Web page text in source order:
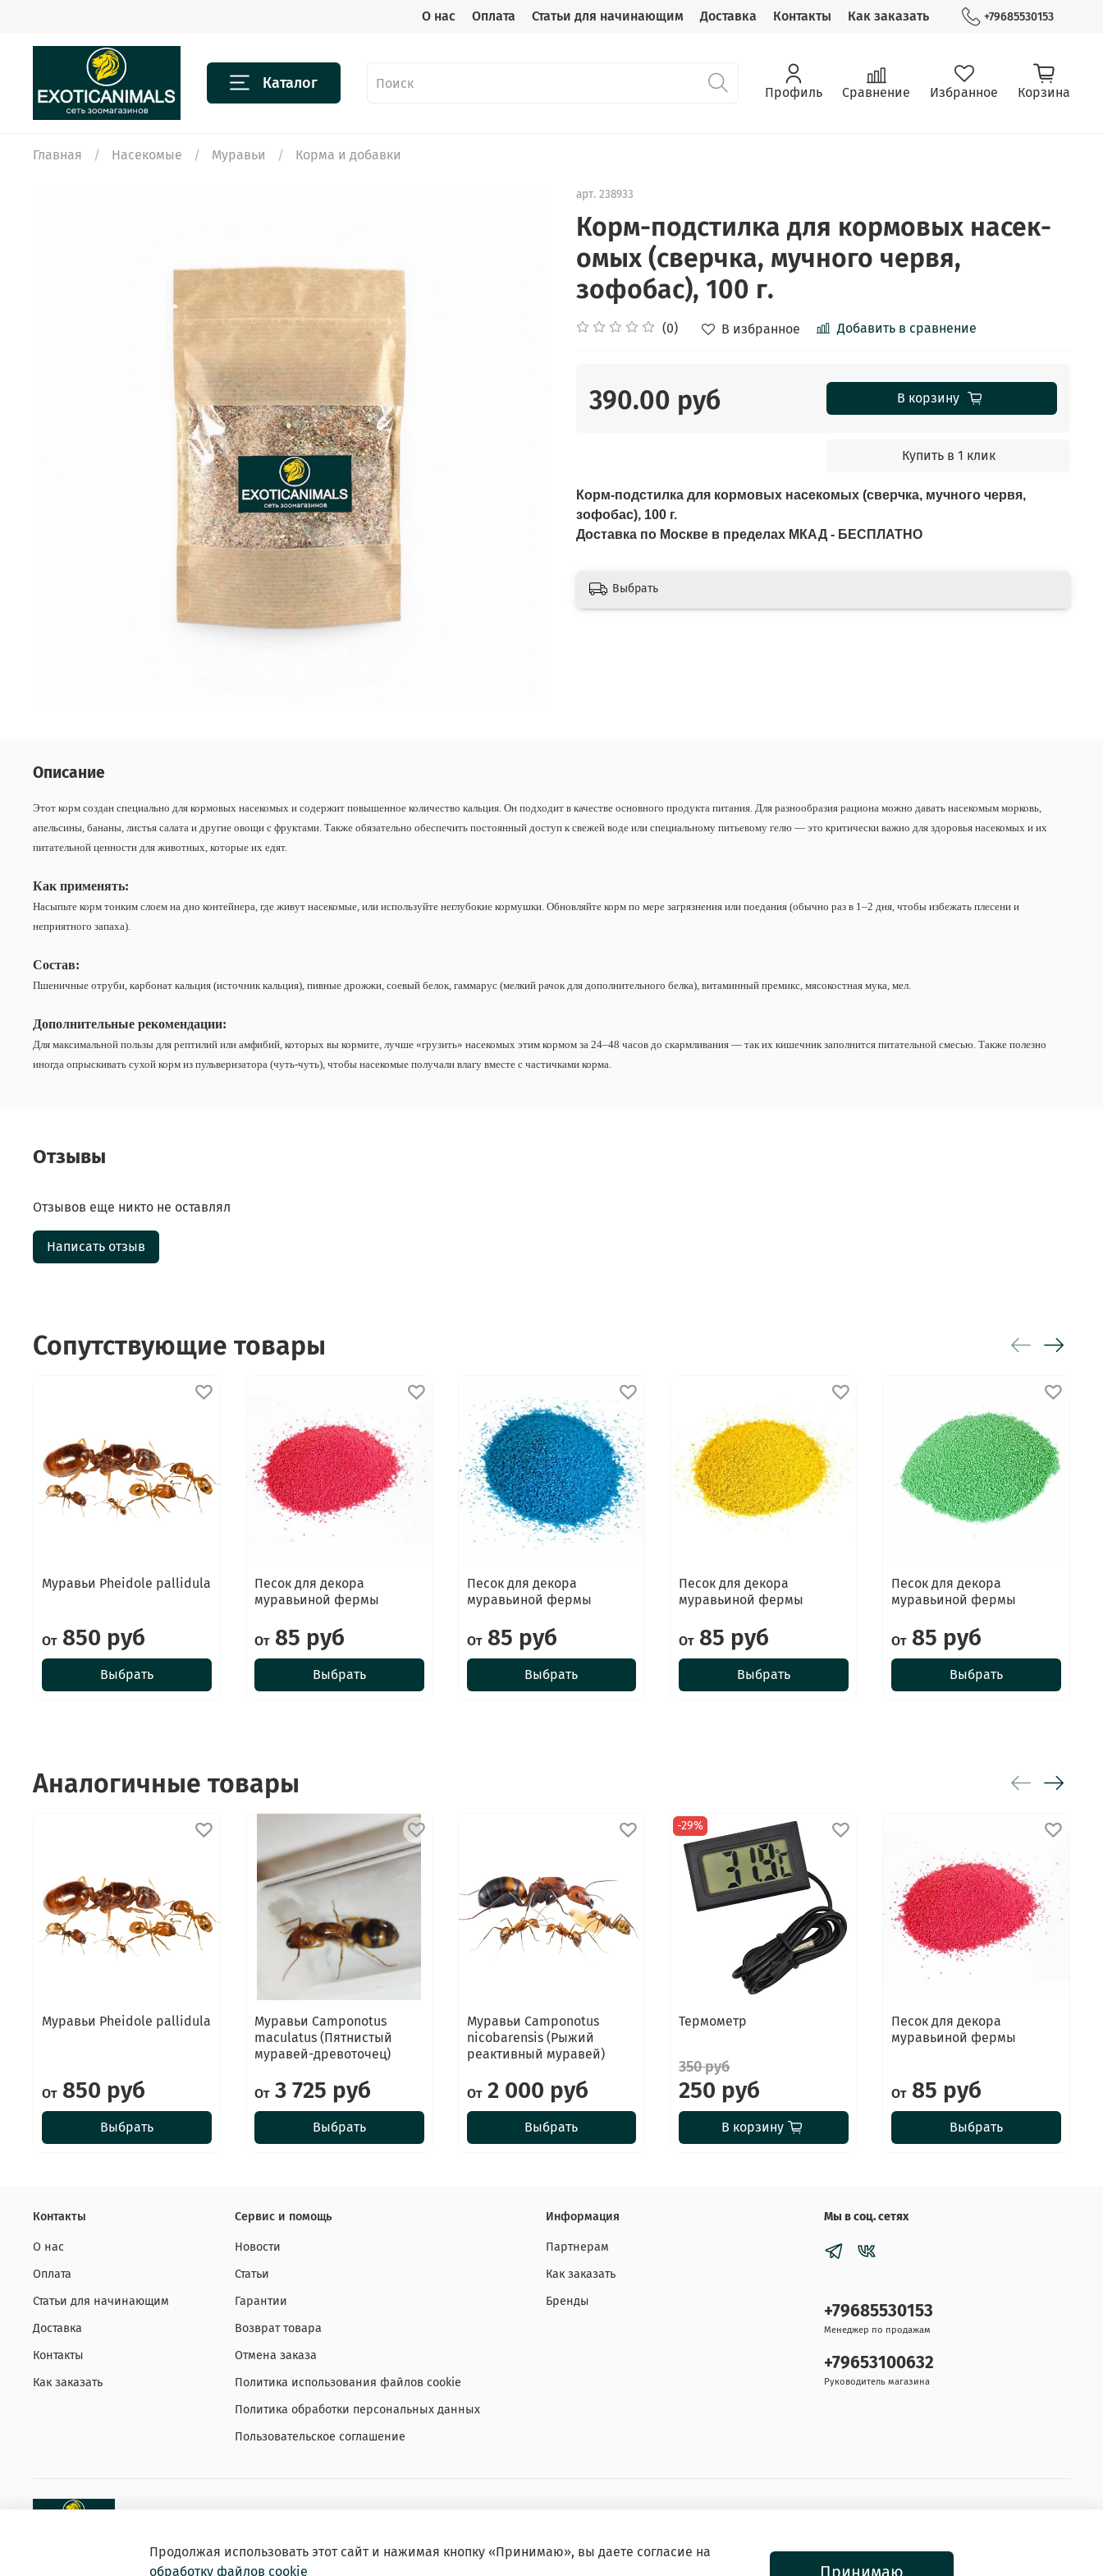
О нас Оплата Статьи для начинающим Доставка Контакты Как заказать +79685530153
Каталог Профиль Сравнение Избранное Корзина
Главная Насекомые Муравьи Корма и добавки
арт. 238933
Корм-подст­илка для кормовых насек­
омых (сверчка, мучного червя,
зофобас), 100 г.
(0) В избранное Добавить в сравнение
390.00 руб В корзину
Купить в 1 клик
Корм-подст­илка для кормовых насек­омых (сверчка, мучного червя,
зофобас), 100 г.
Доставка по Москве в пределах МКАД - БЕСПЛАТНО
Выбрать
Описание
Этот корм создан специально для кормовых насекомых и содержит повышенное количество кальция. Он подходит в качестве основного продукта питания. Для разнообразия рациона можно давать насекомым морковь,
апельсины, бананы, листья салата и другие овощи с фруктами. Также обязательно обеспечить постоянный доступ к свежей воде или специальному питьевому гелю — это критически важно для здоровья насекомых и их
питательной ценности для животных, которые их едят.
Как применять:
Насыпьте корм тонким слоем на дно контейнера, где живут насекомые, или используйте неглубокие кормушки. Обновляйте корм по мере загрязнения или поедания (обычно раз в 1–2 дня, чтобы избежать плесени и
неприятного запаха).
Состав:
Пшеничные отруби, карбонат кальция (источник кальция), пивные дрожжи, соевый белок, гаммарус (мелкий рачок для дополнительного белка), витаминный премикс, мясокостная мука, мел.
Дополнительные рекомендации:
Для максимальной пользы для рептилий или амфибий, которых вы кормите, лучше «грузить» насекомых этим кормом за 24–48 часов до скармливания — так их кишечник заполнится питательной смесью. Также полезно
иногда опрыскивать сухой корм из пульверизатора (чуть-чуть), чтобы насекомые получали влагу вместе с частичками корма.
Отзывы
Отзывов еще никто не оставлял
Написать отзыв
Сопутствующие товары
Муравьи Pheidole pallidula
От850 руб
Выбрать
Песок для декора
муравьиной фермы
От85 руб
Выбрать
Песок для декора
муравьиной фермы
От85 руб
Выбрать
Песок для декора
муравьиной фермы
От85 руб
Выбрать
Песок для декора
муравьиной фермы
От85 руб
Выбрать
Аналогичные товары
Муравьи Pheidole pallidula
От850 руб
Выбрать
Муравьи Camponotus
maculatus (Пятнистый
муравей-древоточец)
От3 725 руб
Выбрать
Муравьи Camponotus
nicobarensis (Рыжий
реактивный муравей)
От2 000 руб
Выбрать
-29%
Термометр
350 руб
250 руб
В корзину
Песок для декора
муравьиной фермы
От85 руб
Выбрать
Контакты
О нас
Оплата
Статьи для начинающим
Доставка
Контакты
Как заказать
Сервис и помощь
Новости
Статьи
Гарантии
Возврат товара
Отмена заказа
Политика использования файлов cookie
Политика обработки персональных данных
Пользовательское соглашение
Информация
Партнерам
Как заказать
Бренды
Мы в соц. сетях
+79685530153
Менеджер по продажам
+79653100632
Руководитель магазина
Продолжая использовать этот сайт и нажимая кнопку «Принимаю», вы даете согласие на
обработку файлов cookie
Принимаю